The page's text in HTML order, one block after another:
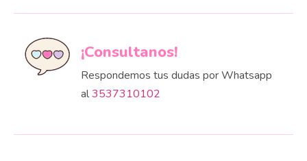
¡Consultanos!
Respondemos tus dudas por Whatsapp
al3537310102